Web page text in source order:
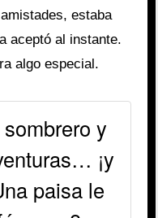
estaba
aceptó al instante.
algo especial.
y
¡y
paisa le